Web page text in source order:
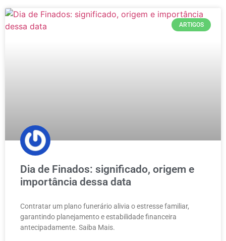
ARTIGOS
Dia de Finados: significado, origem e
importância dessa data
Contratar um plano funerário alivia o estresse familiar,
garantindo planejamento e estabilidade financeira
antecipadamente. Saiba Mais.